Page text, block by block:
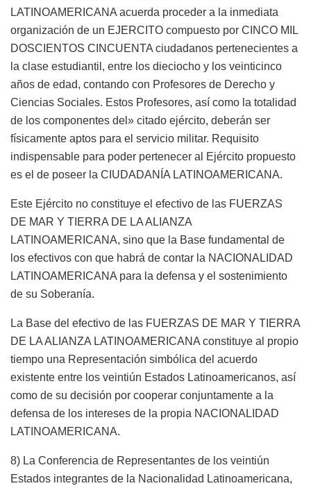
LATINOAMERICANA acuerda proceder a la inmediata
organización de un EJERCITO compuesto por CINCO MIL
DOSCIENTOS CINCUENTA ciudadanos pertenecientes a
la clase estudiantil, entre los dieciocho y los veinticinco
años de edad, contando con Profesores de Derecho y
Ciencias Sociales. Estos Profesores, así como la totalidad
de los componentes del» citado ejército, deberán ser
físicamente aptos para el servicio militar. Requisito
indispensable para poder pertenecer al Ejército propuesto
es el de poseer la CIUDADANÍA LATINOAMERICANA.
Este Ejército no constituye el efectivo de las FUERZAS
DE MAR Y TIERRA DE LA ALIANZA
LATINOAMERICANA, sino que la Base fundamental de
los efectivos con que habrá de contar la NACIONALIDAD
LATINOAMERICANA para la defensa y el sostenimiento
de su Soberanía.
La Base del efectivo de las FUERZAS DE MAR Y TIERRA
DE LA ALIANZA LATINOAMERICANA constituye al propio
tiempo una Representación simbólica del acuerdo
existente entre los veintiún Estados Latinoamericanos, así
como de su decisión por cooperar conjuntamente a la
defensa de los intereses de la propia NACIONALIDAD
LATINOAMERICANA.
8) La Conferencia de Representantes de los veintiún
Estados integrantes de la Nacionalidad Latinoamericana,